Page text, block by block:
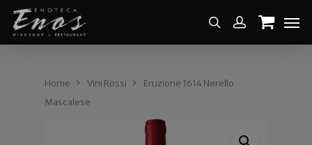
Home Vini Rossi
Eruzione 1614 Nerello
Mascalese